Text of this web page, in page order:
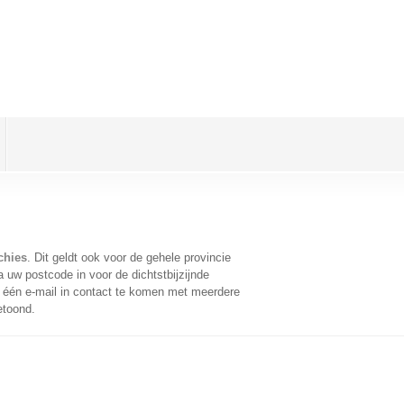
. Dit geldt ook voor de gehele provincie
uw postcode in voor de dichtstbijzijnde
e-mail in contact te komen met meerdere